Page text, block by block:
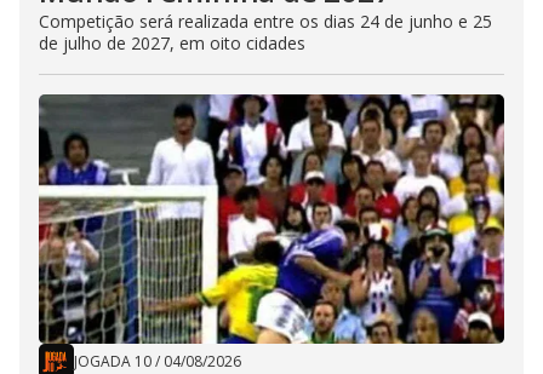
Competição será realizada entre os dias 24 de junho e 25
de julho de 2027, em oito cidades
JOGADA 10/ 04/08/2026